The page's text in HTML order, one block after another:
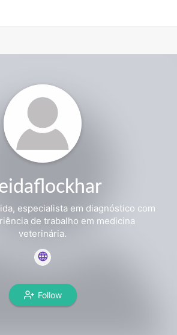
especialista em diagnóstico com
de trabalho em medicina
veterinária.
Follow